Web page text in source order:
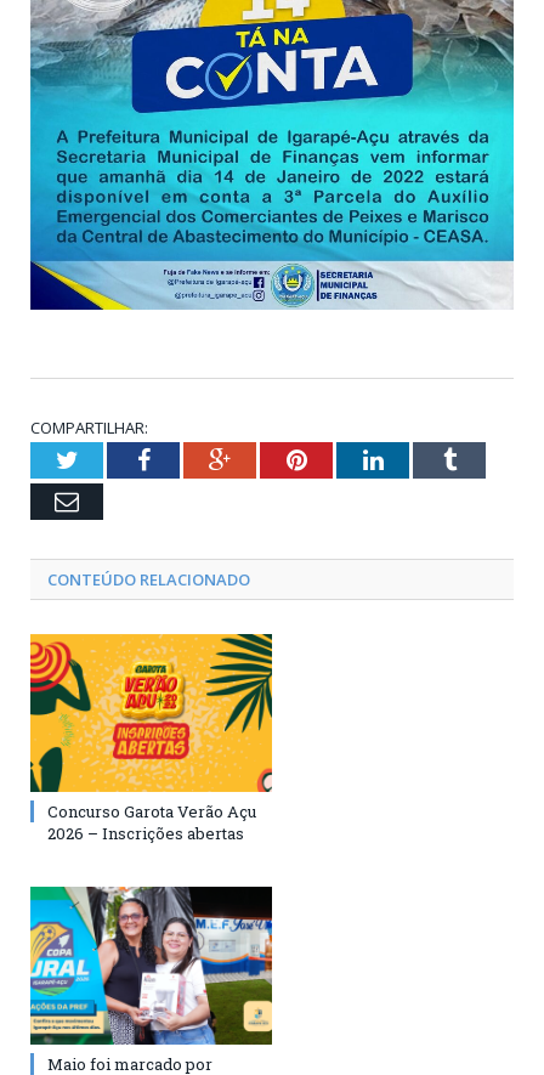
COMPARTILHAR:
TwitterFacebookGoogle+PinterestLinkedInTumblr
Email
CONTEÚDO RELACIONADO
Concurso Garota Verão Açu
2026 – Inscrições abertas
Maio foi marcado por